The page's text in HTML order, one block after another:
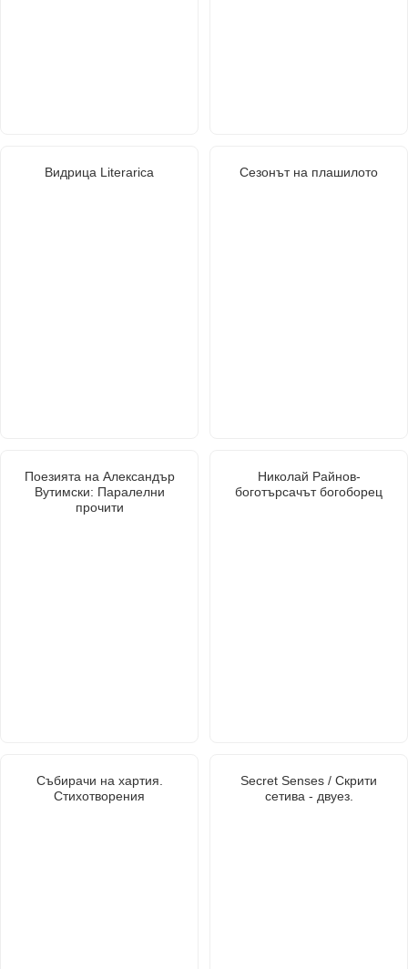
Видрица Literarica Сезонът на плашилото
Поезията на Александър
Вутимски: Паралелни
прочити
Николай Райнов-
боготърсачът богоборец
Събирачи на хартия.
Стихотворения
Secret Senses / Скрити
сетива - двуез.